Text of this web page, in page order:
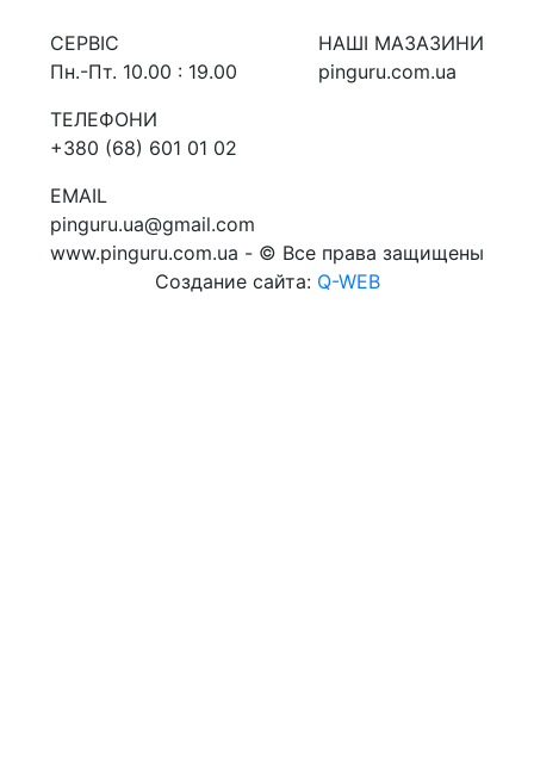
СЕРВIС
Пн.-Пт. 10.00 : 19.00
ТЕЛЕФОНИ
+380 (68) 601 01 02
EMAIL
pinguru.ua@gmail.com
НАШI МАЗАЗИНИ
pinguru.com.ua
www.pinguru.com.ua - © Все права защищены
Создание сайта: Q-WEB